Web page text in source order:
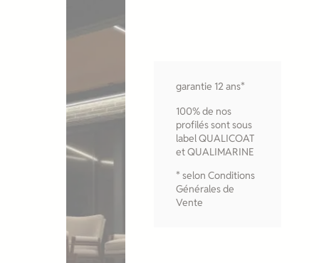
garantie 12 ans*
100% de nos
profilés sont sous
label QUALICOAT
et QUALIMARINE
* selon Conditions
Générales de
Vente